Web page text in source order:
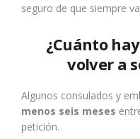
seguro de que siempre
¿Cuánto
volver a
Algunos consulados y
menos seis meses
petición.